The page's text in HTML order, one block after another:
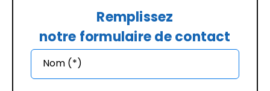
Remplissez
notre formulaire de contact
Nom (*)